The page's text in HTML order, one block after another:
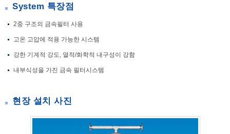
System 특장점
2중 구조의 금속필터 사용
고온 고압에 적용 가능한 시스템
강한 기계적 강도, 열적/화학적 내구성이 강함
내부식성을 가진 금속 필터시스템
현장 설치 사진